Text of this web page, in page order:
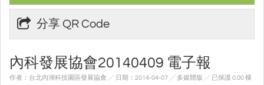
分享 QR Code
內科發展協會20140409 電子報
作者：台北內湖科技園區發展協會 ╱ 日期：2014-04-07 ╱ 多媒體版 ╱ 已保護 0.00 棵